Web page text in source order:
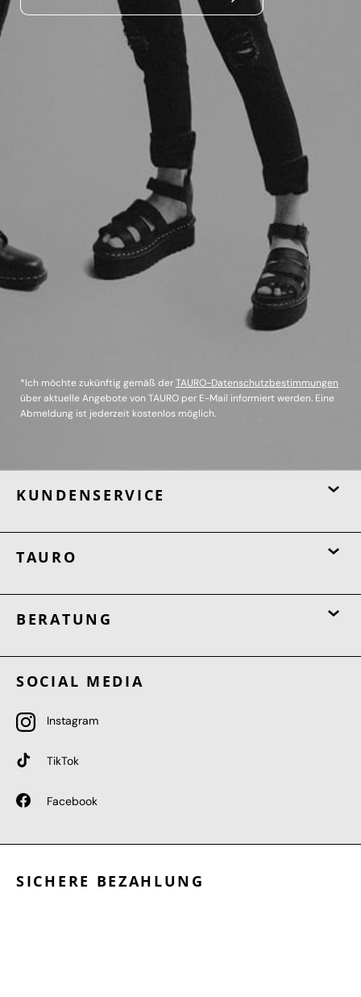
*Ich möchte zukünftig gemäß derTAURO-Datenschutzbestimmungen
über aktuelle Angebote von TAURO per E-Mail informiert werden. Eine
Abmeldung ist jederzeit kostenlos möglich.
KUNDENSERVICE
TAURO
BERATUNG
SOCIAL MEDIA
Instagram
TikTok
Facebook
SICHERE BEZAHLUNG